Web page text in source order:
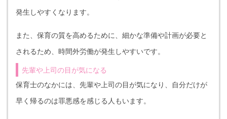
発生しやすくなります。
また、保育の質を高めるために、細かな準備や計画が必要と
されるため、時間外労働が発生しやすいです。
先輩や上司の目が気になる
保育士のなかには、先輩や上司の目が気になり、自分だけが
早く帰るのは罪悪感を感じる人もいます。